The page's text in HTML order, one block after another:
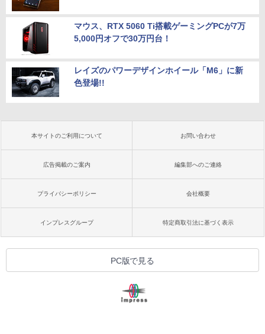
マウス、RTX 5060 Ti搭載ゲーミングPCが7万
5,000円オフで30万円台！
レイズのパワーデザインホイール「M6」に新
色登場!!
本サイトのご利用について お問い合わせ
広告掲載のご案内 編集部へのご連絡
プライバシーポリシー 会社概要
インプレスグループ 特定商取引法に基づく表示
PC版で見る